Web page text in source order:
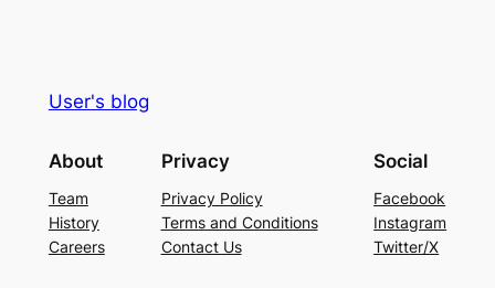
User's blog
About
Team
History
Careers
Privacy
Privacy Policy
Terms and Conditions
Contact Us
Social
Facebook
Instagram
Twitter/X